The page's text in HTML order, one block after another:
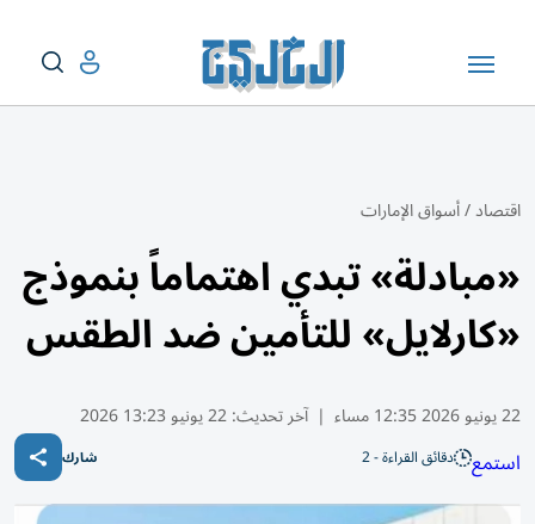
اقتصاد/أسواق الإمارات
«مبادلة» تبدي اهتماماً بنموذج
«كارلايل» للتأمين ضد الطقس
22 يونيو 2026 12:35 مساء | آخر تحديث:22 يونيو 13:23 2026
استمع دقائق القراءة - 2 شارك